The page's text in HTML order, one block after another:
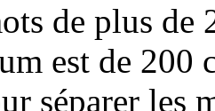
de plus de
est de 200
séparer les